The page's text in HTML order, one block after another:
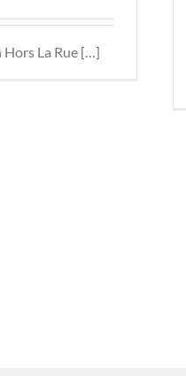
Hors La Rue […]